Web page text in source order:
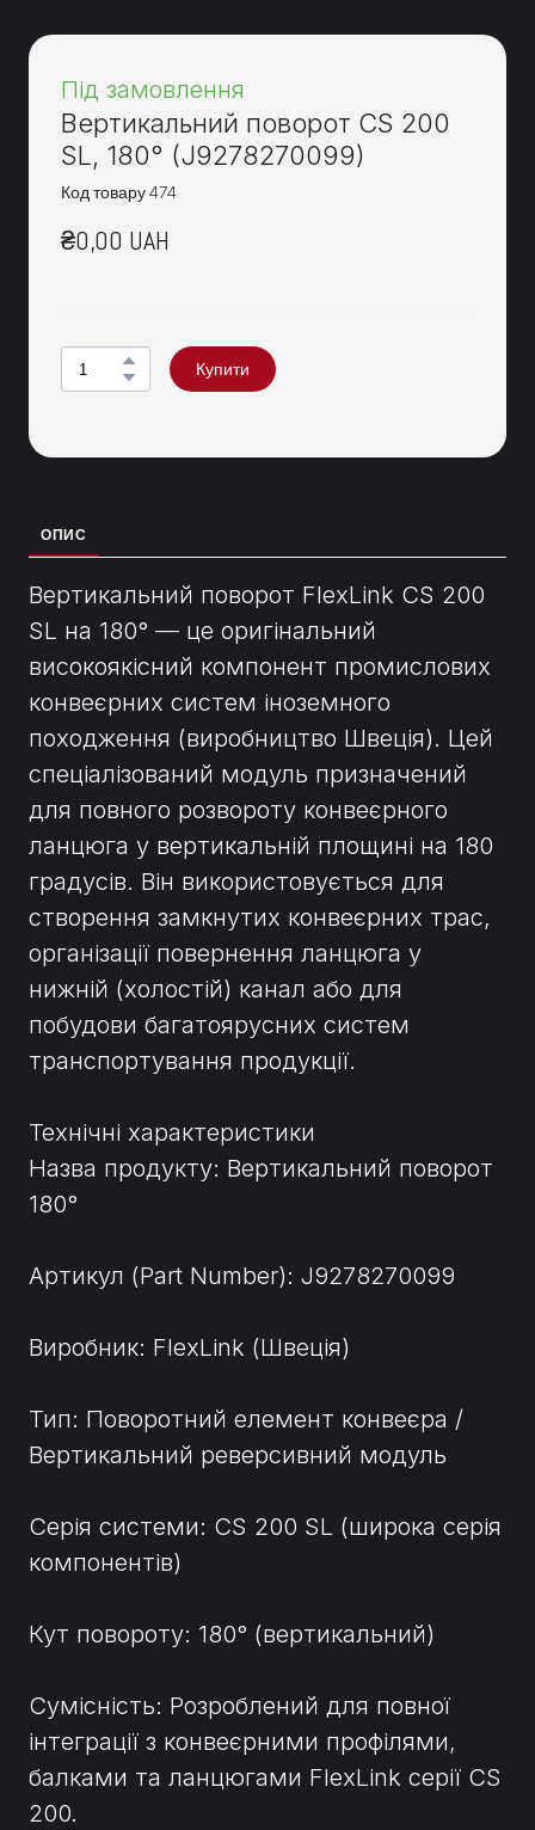
Під замовлення
Вертикальний поворот CS 200
SL, 180° (J9278270099)
Код товару 474
₴0,00 UAH
Купити
ОПИС
Вертикальний поворот FlexLink CS 200
SL на 180° — це оригінальний
високоякісний компонент промислових
конвеєрних систем іноземного
походження (виробництво Швеція). Цей
спеціалізований модуль призначений
для повного розвороту конвеєрного
ланцюга у вертикальній площині на 180
градусів. Він використовується для
створення замкнутих конвеєрних трас,
організації повернення ланцюга у
нижній (холостій) канал або для
побудови багатоярусних систем
транспортування продукції.
Технічні характеристики
Назва продукту: Вертикальний поворот
180°
Артикул (Part Number): J9278270099
Виробник: FlexLink (Швеція)
Тип: Поворотний елемент конвеєра /
Вертикальний реверсивний модуль
Серія системи: CS 200 SL (широка серія
компонентів)
Кут повороту: 180° (вертикальний)
Сумісність: Розроблений для повної
інтеграції з конвеєрними профілями,
балками та ланцюгами FlexLink серії CS
200.